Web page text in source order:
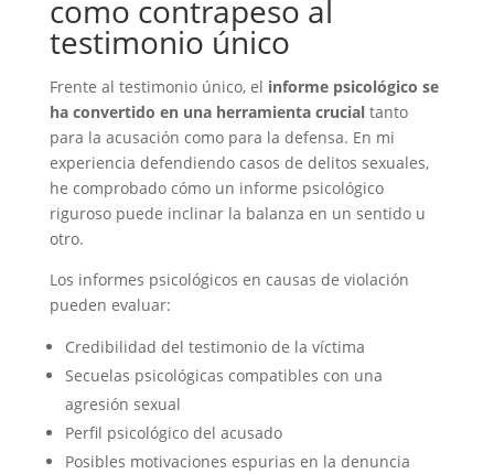
como contrapeso al
testimonio único
Frente al testimonio único, el informe psicológico se
ha convertido en una herramienta crucialtanto
para la acusación como para la defensa. En mi
experiencia defendiendo casos de delitos sexuales,
he comprobado cómo un informe psicológico
riguroso puede inclinar la balanza en un sentido u
otro.
Los informes psicológicos en causas de violación
pueden evaluar:
Credibilidad del testimonio de la víctima
Secuelas psicológicas compatibles con una
agresión sexual
Perfil psicológico del acusado
Posibles motivaciones espurias en la denuncia